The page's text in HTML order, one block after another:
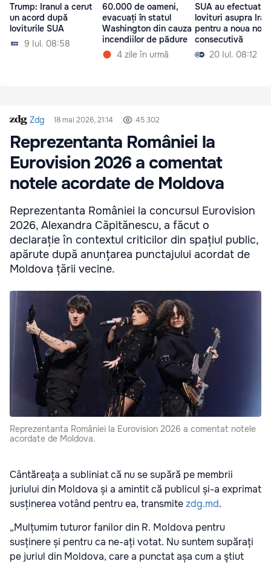
Trump: Iranul a cerut
un acord după
loviturile SUA
9 Iul. 08:58
60.000 de oameni,
evacuați în statul
Washington din cauza
incendiilor de pădure
4 zile în urmă
SUA au efectuat
lovituri asupra
pentru a noua
consecutivă
20 Iul. 08:12
Zdg 18 mai 2026, 21:14 45 302
Reprezentanta României la
Eurovision 2026 a comentat
notele acordate de Moldova
Reprezentanta României la concursul Eurovision
2026, Alexandra Căpitănescu, a făcut o
declarație în contextul criticilor din spațiul public,
apărute după anunțarea punctajului acordat de
Moldova țării vecine.
Reprezentanta României la Eurovision 2026 a comentat notele
acordate de Moldova.
Cântăreața a subliniat că nu se supără pe membrii
juriului din Moldova și a amintit că publicul și-a exprimat
susținerea votând pentru ea, transmitezdg.md.
„Mulțumim tuturor fanilor din R. Moldova pentru
susținere și pentru ca ne-ați votat. Nu suntem supărați
pe juriul din Moldova, care a punctat așa cum a ştiut